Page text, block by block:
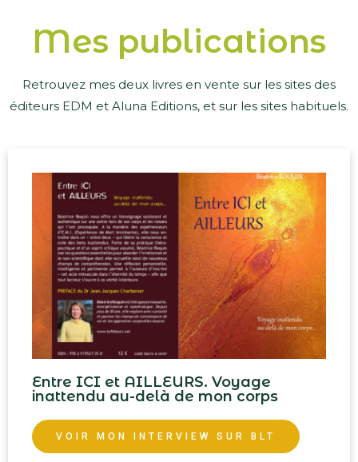
Mes publications
Retrouvez mes deux livres en vente sur les sites des
éditeurs EDM et Aluna Editions, et sur les sites habituels.
Entre ICI et AILLEURS. Voyage
inattendu au-delà de mon corps​
VOIR MON INTERVIEW SUR BLT